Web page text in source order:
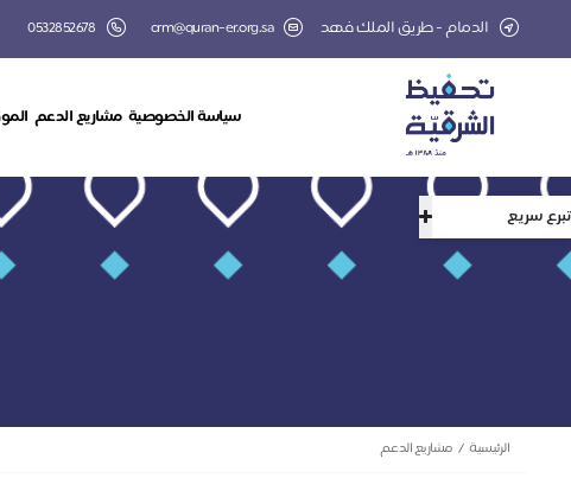
تبرع سريع
الدمام - طريق الملك فهد crm@quran-er.org.sa
0532852678
سياسة الخصوصية مشاريع الدعم
الرئيسية مشاريع الدعم